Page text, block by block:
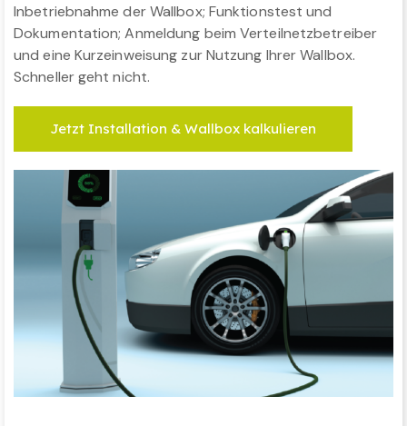
Inbetriebnahme der Wallbox; Funktionstest und
Dokumentation; Anmeldung beim Verteilnetzbetreiber
und eine Kurzeinweisung zur Nutzung Ihrer Wallbox.
Schneller geht nicht.
Jetzt Installation & Wallbox kalkulieren